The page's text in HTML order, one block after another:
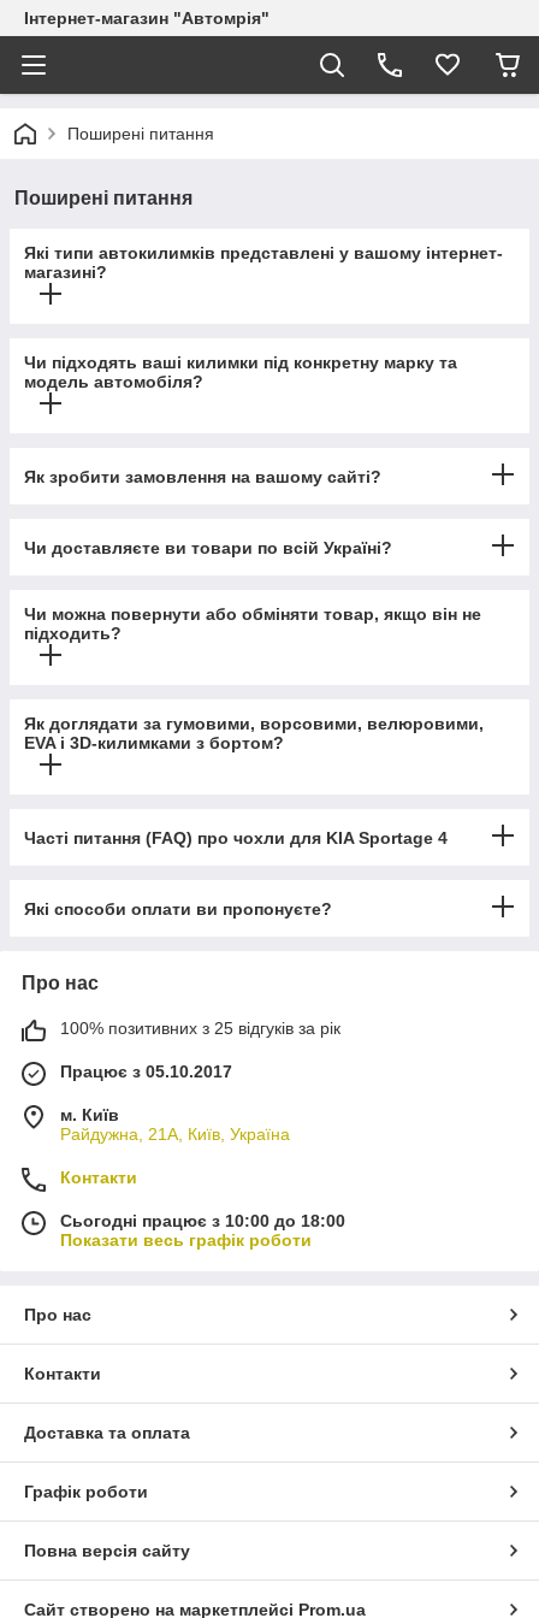
Інтернет-магазин "Автомрія"
Поширені питання
Поширені питання
Які типи автокилимків представлені у вашому інтернет-
магазині?
Чи підходять ваші килимки під конкретну марку та
модель автомобіля?
Як зробити замовлення на вашому сайті?
Чи доставляєте ви товари по всій Україні?
Чи можна повернути або обміняти товар, якщо він не
підходить?
Як доглядати за гумовими, ворсовими, велюровими,
EVA і 3D-килимками з бортом?
Часті питання (FAQ) про чохли для KIA Sportage 4
Які способи оплати ви пропонуєте?
Про нас
100% позитивних з 25 відгуків за рік
Працює з 05.10.2017
м. Київ
Райдужна, 21А, Київ, Україна
Контакти
Сьогодні працює з 10:00 до 18:00
Показати весь графік роботи
Про нас
Контакти
Доставка та оплата
Графік роботи
Повна версія сайту
Сайт створено на маркетплейсі Prom.ua